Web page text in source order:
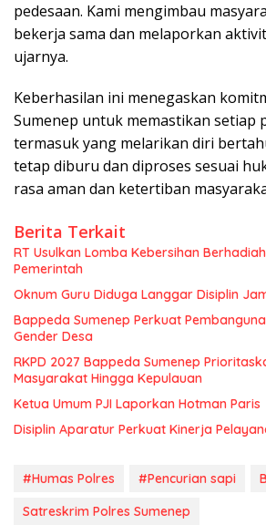
pedesaan. Kami mengimbau
bekerja sama dan melaporkan
ujarnya.
Keberhasilan ini menegaskan
Sumenep untuk memastikan
termasuk yang melarikan diri
tetap diburu dan diproses sesuai
rasa aman dan ketertiban
Berita Terkait
RT Usulkan Lomba Kebersihan
Pemerintah
Oknum Guru Diduga Langgar Disiplin
Bappeda Sumenep Perkuat
Gender Desa
RKPD 2027 Bappeda Sumenep
Masyarakat Hingga Kepulauan
Ketua Umum PJI Laporkan Hotman Paris
Disiplin Aparatur Perkuat Kinerja
#Humas Polres #Pencurian sapi
Satreskrim Polres Sumenep